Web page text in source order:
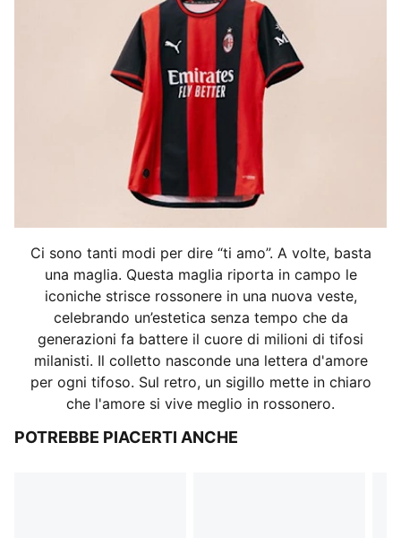
Ci sono tanti modi per dire “ti amo”. A volte, basta
una maglia. Questa maglia riporta in campo le
iconiche strisce rossonere in una nuova veste,
celebrando un’estetica senza tempo che da
generazioni fa battere il cuore di milioni di tifosi
milanisti. Il colletto nasconde una lettera d'amore
per ogni tifoso. Sul retro, un sigillo mette in chiaro
che l'amore si vive meglio in rossonero.
POTREBBE PIACERTI ANCHE